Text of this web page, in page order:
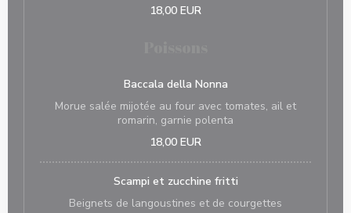
18,00 EUR
Baccala della Nonna
Morue salée mijotée au four avec tomates, ail et
romarin, garnie polenta
18,00 EUR
Scampi et zucchine fritti
Beignets de langoustines et de courgettes